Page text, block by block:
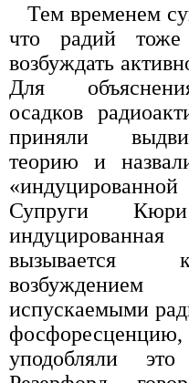
Тем временем
что радий тоже
возбуждать
Для
осадков
приняли
теорию и
Супруги
вызывается
испускаемыми
уподобляли